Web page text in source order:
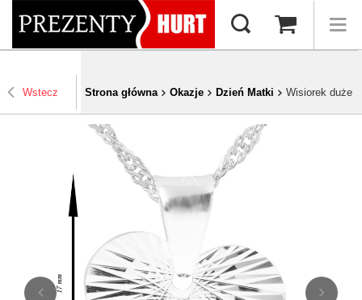
Wstecz Strona główna Okazje Dzień Matki Wisiorek duże